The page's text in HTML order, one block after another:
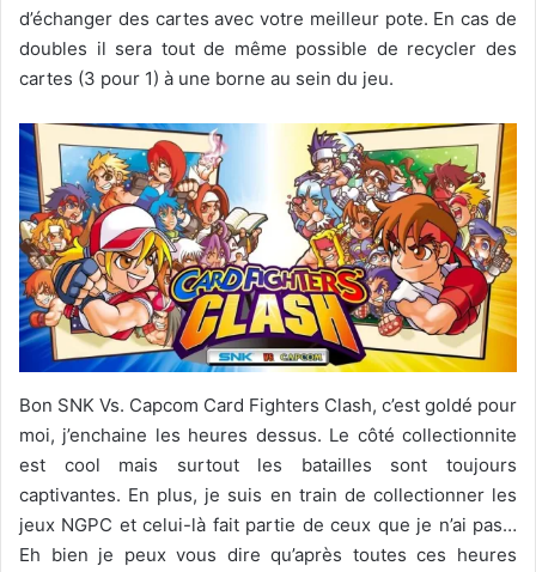
d’échanger des cartes avec votre meilleur pote. En cas de
doubles il sera tout de même possible de recycler des
cartes (3 pour 1) à une borne au sein du jeu.
Bon SNK Vs. Capcom Card Fighters Clash, c’est goldé pour
moi, j’enchaine les heures dessus. Le côté collectionnite
est cool mais surtout les batailles sont toujours
captivantes. En plus, je suis en train de collectionner les
jeux NGPC et celui-là fait partie de ceux que je n’ai pas…
Eh bien je peux vous dire qu’après toutes ces heures